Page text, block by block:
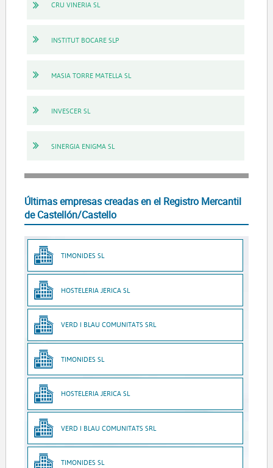
CRU VINERIA SL
INSTITUT BOCARE SLP
MASIA TORRE MATELLA SL
INVESCER SL
SINERGIA ENIGMA SL
Últimas empresas creadas en el Registro Mercantil
de Castellón/Castello
TIMONIDES SL
HOSTELERIA JERICA SL
VERD I BLAU COMUNITATS SRL
TIMONIDES SL
HOSTELERIA JERICA SL
VERD I BLAU COMUNITATS SRL
TIMONIDES SL